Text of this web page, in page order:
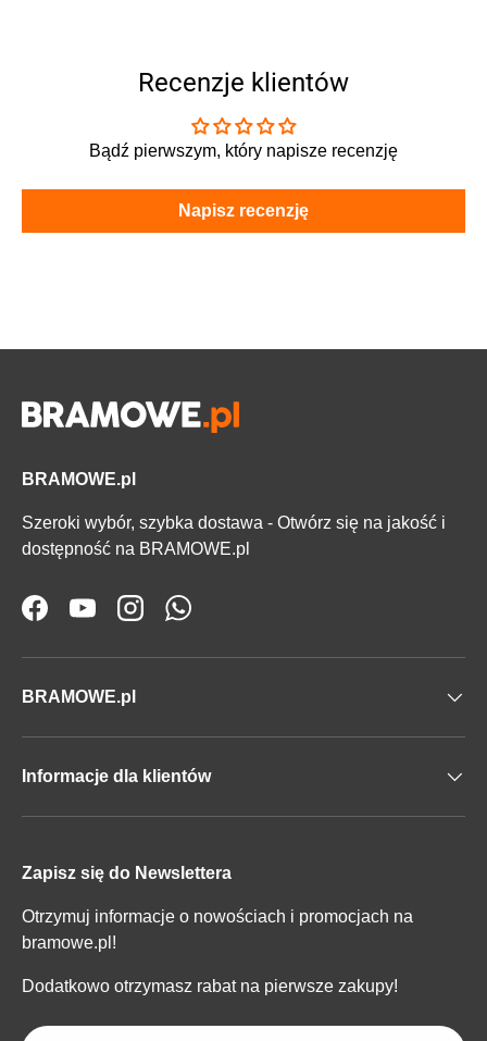
Recenzje klientów
Bądź pierwszym, który napisze recenzję
Napisz recenzję
BRAMOWE.pl
Szeroki wybór, szybka dostawa - Otwórz się na jakość i
dostępność na BRAMOWE.pl
FacebookYouTubeInstagramWhatsApp
BRAMOWE.pl
Informacje dla klientów
Zapisz się do Newslettera
Otrzymuj informacje o nowościach i promocjach na
bramowe.pl!
Dodatkowo otrzymasz rabat na pierwsze zakupy!
E-mail